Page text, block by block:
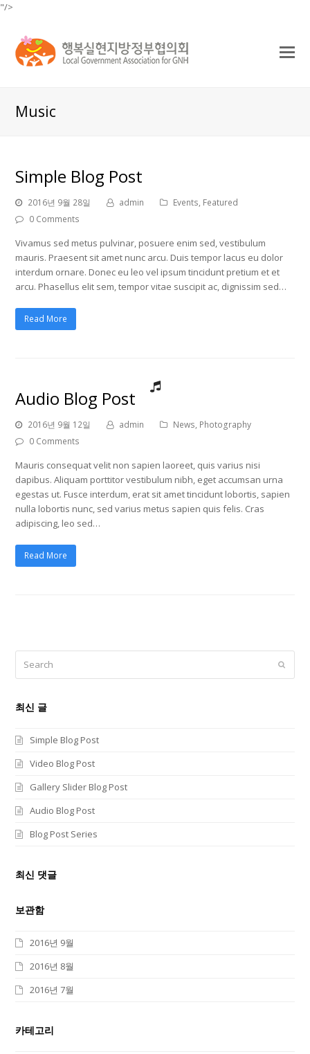
"/>
Music
Simple Blog Post
2016년 9월 28일 admin Events, Featured
0 Comments
Vivamus sed metus pulvinar, posuere enim sed, vestibulum
mauris. Praesent sit amet nunc arcu. Duis tempor lacus eu dolor
interdum ornare. Donec eu leo vel ipsum tincidunt pretium et et
arcu. Phasellus elit sem, tempor vitae suscipit ac, dignissim sed…
Read More
Audio Blog Post
2016년 9월 12일 admin News, Photography
0 Comments
Mauris consequat velit non sapien laoreet, quis varius nisi
dapibus. Aliquam porttitor vestibulum nibh, eget accumsan urna
egestas ut. Fusce interdum, erat sit amet tincidunt lobortis, sapien
nulla lobortis nunc, sed varius metus sapien quis felis. Cras
adipiscing, leo sed…
Read More
Submit
최신 글
Simple Blog Post
Video Blog Post
Gallery Slider Blog Post
Audio Blog Post
Blog Post Series
최신 댓글
보관함
2016년 9월
2016년 8월
2016년 7월
카테고리